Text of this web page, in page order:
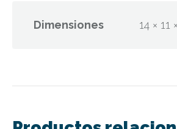
Dimensiones 14 × 11